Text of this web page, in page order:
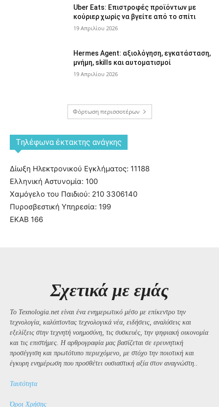
Uber Eats: Επιστροφές προϊόντων με
κούριερ χωρίς να βγείτε από το σπίτι
19 Απριλίου 2026
Hermes Agent: αξιολόγηση, εγκατάσταση,
μνήμη, skills και αυτοματισμοί
19 Απριλίου 2026
Φόρτωση περισσοτέρων
Tηλέφωνα έκτακτης ανάγκης
Δίωξη Ηλεκτρονικού Εγκλήματος: 11188
Ελληνική Αστυνομία: 100
Χαμόγελο του Παιδιού: 210 3306140
Πυροσβεστική Υπηρεσία: 199
ΕΚΑΒ 166
Σχετικά με εμάς
Το Texnologia.net είναι ένα ενημερωτικό μέσο με επίκεντρο την
τεχνολογία, καλύπτοντας τεχνολογικά νέα, ειδήσεις, αναλύσεις και
εξελίξεις στην τεχνητή νοημοσύνη, τις συσκευές, την ψηφιακή οικονομία
και τις επιστήμες. Η αρθρογραφία μας βασίζεται σε ερευνητική
προσέγγιση και πρωτότυπο περιεχόμενο, με στόχο την ποιοτική και
έγκυρη ενημέρωση που προσθέτει ουσιαστική αξία στον αναγνώστη..
Ταυτότητα
Όροι Χρήσης